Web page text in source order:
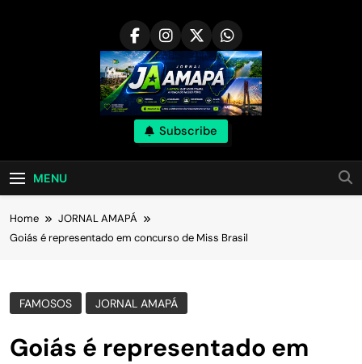
Subscribe
MENU
Home
JORNAL AMAPÁ
Goiás é representado em concurso de Miss Brasil
FAMOSOS JORNAL AMAPÁ
Goiás é representado em